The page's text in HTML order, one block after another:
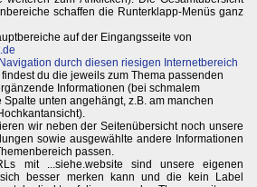
schaffen die Runterklapp-Menüs ganz
auf der Eingangsseite von
durch diesen riesigen Internetbereich
du die jeweils zum Thema passenden
Informationen (bei schmalem
Spalte unten angehängt, z.B. am manchen
wir neben der Seitenübersicht noch unsere
sowie ausgewählte andere Informationen
passen.
mit ...siehe.website sind unsere eigenen
besser merken kann und die kein Label